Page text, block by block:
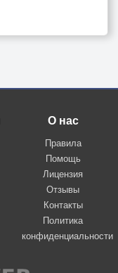
О нас
Правила
Помощь
Лицензия
Отзывы
Контакты
Политика
конфиденциальности